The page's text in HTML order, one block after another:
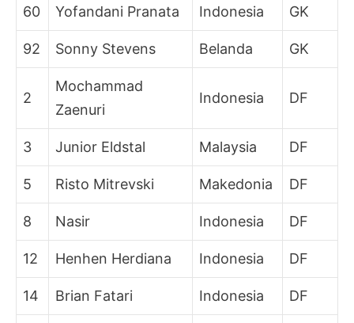
60 Yofandani Pranata Indonesia GK
92 Sonny Stevens Belanda GK
2
Mochammad
Zaenuri
Indonesia DF
3 Junior Eldstal Malaysia DF
5 Risto Mitrevski Makedonia DF
8 Nasir Indonesia DF
12 Henhen Herdiana Indonesia DF
14 Brian Fatari Indonesia DF